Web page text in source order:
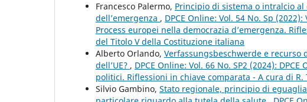
Francesco Palermo, Principio di sistema o intralcio
dell’emergenza , DPCE Online: Vol. 54 No. Sp
Process europei nella democrazia d’emergenza.
del Titolo V della Costituzione italiana
Alberto Orlando, Verfassungsbeschwerde e
dell’UE? , DPCE Online: Vol. 66 No. SP2 (2024):
politici. Riflessioni in chiave comparata - A cura di R.
Silvio Gambino, Stato regionale, principio di